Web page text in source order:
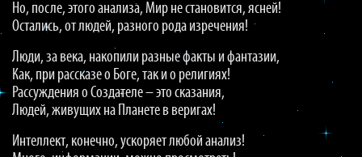
Но, после, этого анализа, Мир не становится, ясней!
Остались, от людей, разного рода изречения!
Люди, за века, накопили разные факты и фантазии,
Как, при рассказе о Боге, так и о религиях!
Рассуждения о Создателе – это сказания,
Людей, живущих на Планете в веригах!
Интеллект, конечно, ускоряет любой анализ!